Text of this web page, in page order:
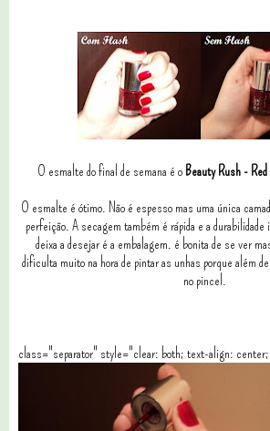
O esmalte do final de semana é o Beauty Rush -
O esmalte é ótimo. Não é espesso mas uma única
perfeição. A secagem também é rápida e a
deixa a desejar é a embalagem. é bonita de se ver
dificulta muito na hora de pintar as unhas porque além
no pincel.
class="separator" style="clear: both; text-align: